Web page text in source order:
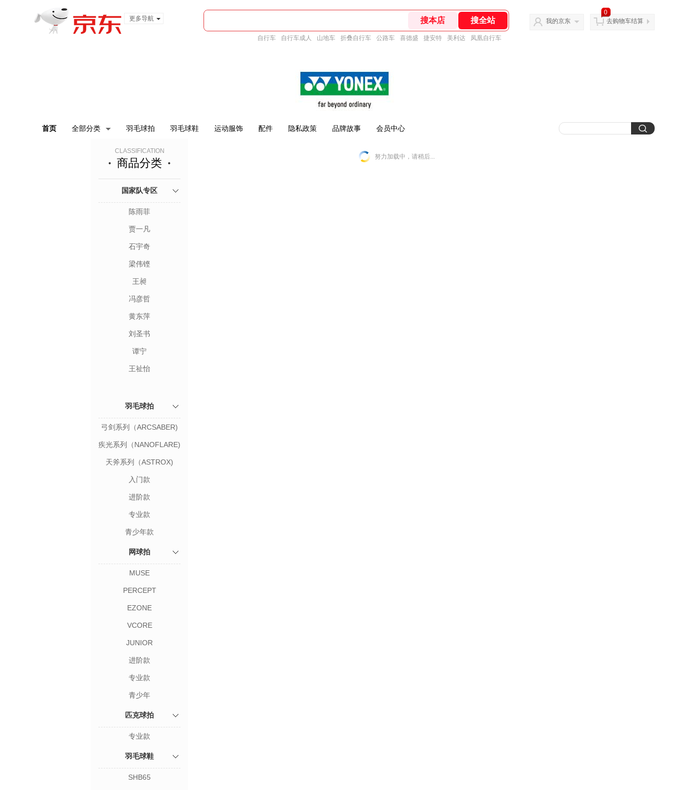
更多导航
自行车 自行车成人 山地车 折叠自行车 公路车 喜德盛 捷安特 美利达 凤凰自行车
我的京东
0
去购物车结算
首页 全部分类 羽毛球拍 羽毛球鞋 运动服饰 配件 隐私政策 品牌故事 会员中心
CLASSIFICATION
商品分类
国家队专区
陈雨菲
贾一凡
石宇奇
梁伟铿
王昶
冯彦哲
黄东萍
刘圣书
谭宁
王祉怡
羽毛球拍
弓剑系列（ARCSABER)
疾光系列（NANOFLARE)
天斧系列（ASTROX)
入门款
进阶款
专业款
青少年款
网球拍
MUSE
PERCEPT
EZONE
VCORE
JUNIOR
进阶款
专业款
青少年
匹克球拍
专业款
羽毛球鞋
SHB65
努力加载中，请稍后...